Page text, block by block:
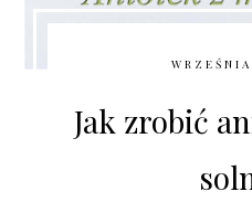
Jak zrobić